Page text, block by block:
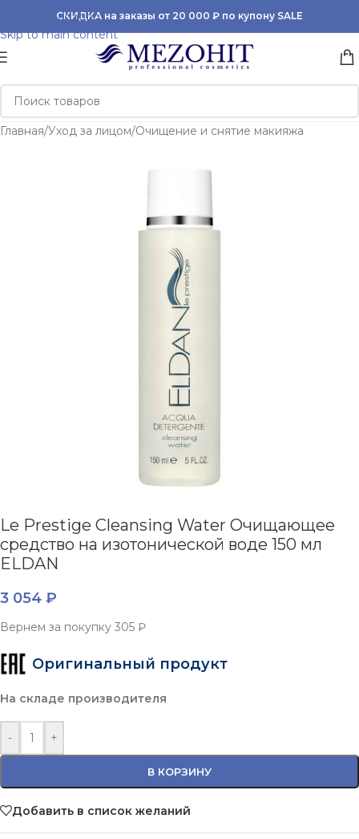
Skip to navigation
Skip to main content
СКИДКА на заказы от 20 000 ₽ по купону SALE
Главная/Уход за лицом/Очищение и снятие макияжа
Le Prestige Cleansing Water Очищающее
средство на изотонической воде 150 мл
ELDAN
3 054 ₽
Вернем за покупку 305 ₽
Оригинальный продукт
На складе производителя
- +
В КОРЗИНУ
Добавить в список желаний